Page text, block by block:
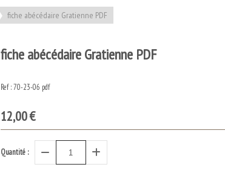
fiche abécédaire Gratienne PDF
fiche abécédaire Gratienne PDF
Ref : 70-23-06 pdf
12,00€
Quantité :